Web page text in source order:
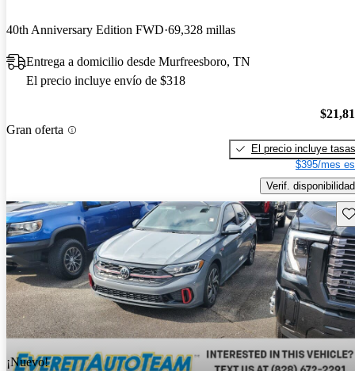
40th Anniversary Edition FWD 69,328 millas
Entrega a domicilio desde Murfreesboro, TN
El precio incluye envío de $318
Gran oferta
El precio incluye tasas
$395/mes
Verif. disponibilidad
¡Nuevo!